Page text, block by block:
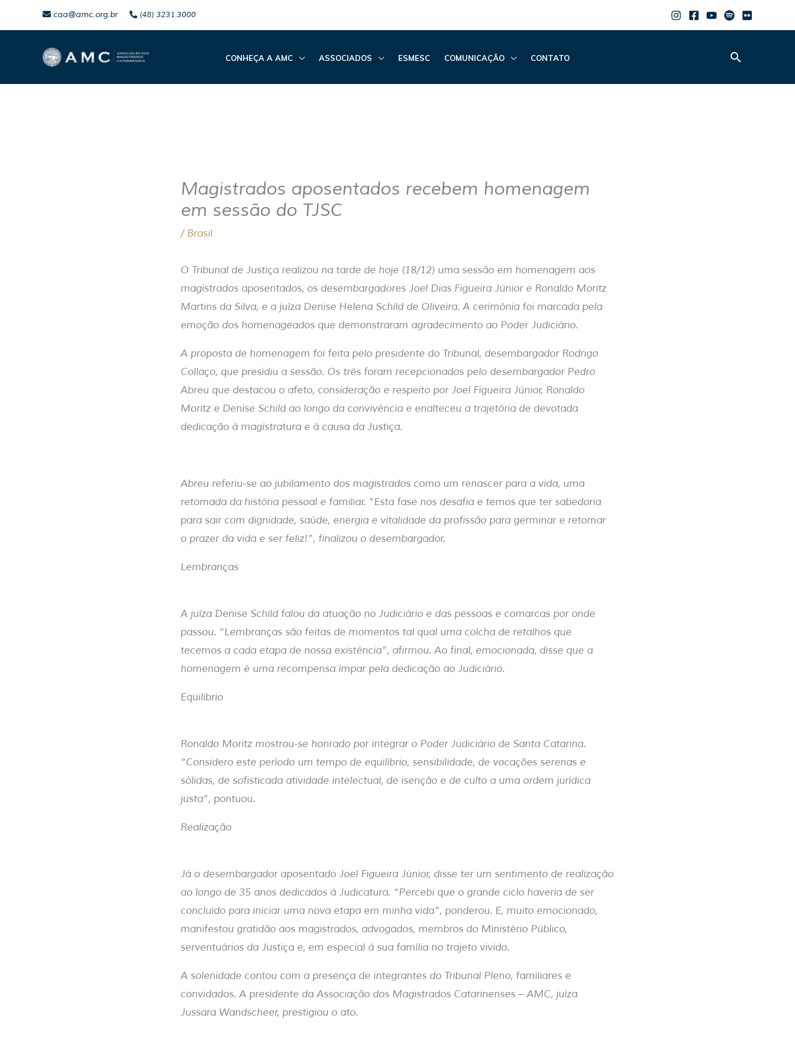
conteúdo
caa@amc.org.br (48) 3231.3000
CONHEÇA A AMC ASSOCIADOS ESMESC COMUNICAÇÃO CONTATO Pesquisar
Magistrados aposentados recebem homenagem
em sessão do TJSC
/ Brasil
O Tribunal de Justiça realizou na tarde de hoje (18/12) uma sessão em homenagem aos
magistrados aposentados, os desembargadores Joel Dias Figueira Júnior e Ronaldo Moritz
Martins da Silva, e a juíza Denise Helena Schild de Oliveira. A cerimônia foi marcada pela
emoção dos homenageados que demonstraram agradecimento ao Poder Judiciário.
A proposta de homenagem foi feita pelo presidente do Tribunal, desembargador Rodrigo
Collaço, que presidiu a sessão. Os três foram recepcionados pelo desembargador Pedro
Abreu que destacou o afeto, consideração e respeito por Joel Figueira Júnior, Ronaldo
Moritz e Denise Schild ao longo da convivência e enalteceu a trajetória de devotada
dedicação à magistratura e à causa da Justiça.
Abreu referiu-se ao jubilamento dos magistrados como um renascer para a vida, uma
retomada da história pessoal e familiar. “Esta fase nos desafia e temos que ter sabedoria
para sair com dignidade, saúde, energia e vitalidade da profissão para germinar e retomar
o prazer da vida e ser feliz!”, finalizou o desembargador.
Lembranças
A juíza Denise Schild falou da atuação no Judiciário e das pessoas e comarcas por onde
passou. “Lembranças são feitas de momentos tal qual uma colcha de retalhos que
tecemos a cada etapa de nossa existência”, afirmou. Ao final, emocionada, disse que a
homenagem é uma recompensa ímpar pela dedicação ao Judiciário.
Equilíbrio
Ronaldo Moritz mostrou-se honrado por integrar o Poder Judiciário de Santa Catarina.
“Considero este período um tempo de equilíbrio, sensibilidade, de vocações serenas e
sólidas, de sofisticada atividade intelectual, de isenção e de culto a uma ordem jurídica
justa”, pontuou.
Realização
Já o desembargador aposentado Joel Figueira Júnior, disse ter um sentimento de realização
ao longo de 35 anos dedicados à Judicatura. “Percebi que o grande ciclo haveria de ser
concluído para iniciar uma nova etapa em minha vida”, ponderou. E, muito emocionado,
manifestou gratidão aos magistrados, advogados, membros do Ministério Público,
serventuários da Justiça e, em especial à sua família no trajeto vivido.
A solenidade contou com a presença de integrantes do Tribunal Pleno, familiares e
convidados. A presidente da Associação dos Magistrados Catarinenses – AMC, juíza
Jussara Wandscheer, prestigiou o ato.